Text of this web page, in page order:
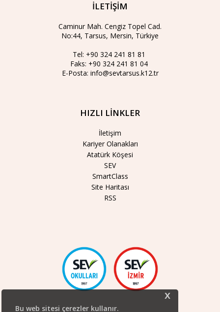
x
Bu web sitesi çerezler kullanır.
İLETİŞİM
Caminur Mah. Cengiz Topel Cad.
No:44, Tarsus, Mersin, Türkiye
Tel: +90 324 241 81 81
Faks: +90 324 241 81 04
E-Posta: info@sevtarsus.k12.tr
HIZLI LİNKLER
İletişim
Kariyer Olanakları
Atatürk Köşesi
SEV
SmartClass
Site Haritası
RSS